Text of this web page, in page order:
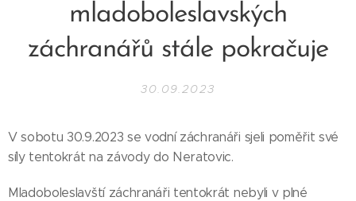
mladoboleslavských
záchranářů stále pokračuje
30.09.2023
V sobotu 30.9.2023 se vodní záchranáři sjeli poměřit své
síly tentokrát na závody do Neratovic.
Mladoboleslavští záchranáři tentokrát nebyli v plné